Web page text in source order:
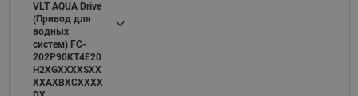
VLT AQUA Drive
(Привод для
водных
систем) FC-
202P90KT4E20
H2XGXXXXSXX
XXAXBXCXXXX